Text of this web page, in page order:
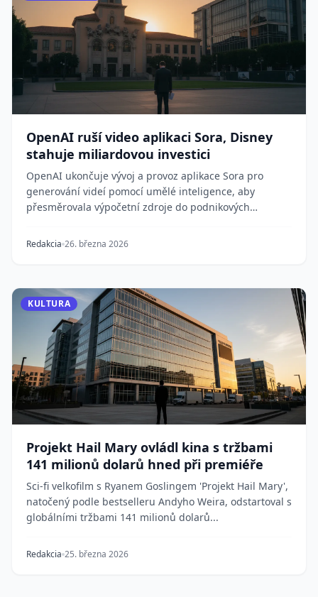
OpenAI ruší video aplikaci Sora, Disney
stahuje miliardovou investici
OpenAI ukončuje vývoj a provoz aplikace Sora pro
generování videí pomocí umělé inteligence, aby
přesměrovala výpočetní zdroje do podnikových
Redakcia 26. března 2026
KULTURA
Projekt Hail Mary ovládl kina s tržbami
141 milionů dolarů hned při premiéře
Sci-fi velkofilm s Ryanem Goslingem 'Projekt Hail Mary',
natočený podle bestselleru Andyho Weira, odstartoval s
globálními tržbami 141 milionů dolarů...
Redakcia 25. března 2026